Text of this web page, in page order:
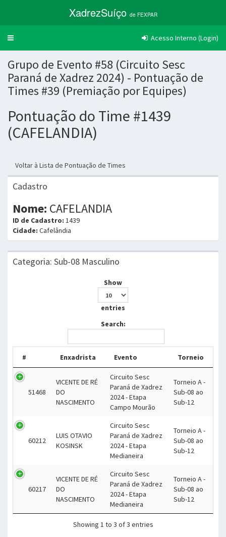
XadrezSuíço de FEXPAR
Trocar
Acesso Interno (Login)
Grupo de Evento #58 (Circuito Sesc
Paraná de Xadrez 2024) - Pontuação de
Times #39 (Premiação por Equipes)
Pontuação do Time #1439
(CAFELANDIA)
Voltar à Lista de Pontuação de Times
Cadastro
Nome: CAFELANDIA
ID de Cadastro: 1439
Cidade: Cafelândia
Categoria: Sub-08 Masculino
Show
entries
Search:
# Enxadrista Evento Torneio
51468
VICENTE DE RÉ
DO
NASCIMENTO
Circuito Sesc
Paraná de Xadrez
2024 - Etapa
Campo Mourão
Torneio A -
Sub-08 ao
Sub-12
60212
LUIS OTAVIO
KOSINSK
Circuito Sesc
Paraná de Xadrez
2024 - Etapa
Medianeira
Torneio A -
Sub-08 ao
Sub-12
60217
VICENTE DE RÉ
DO
NASCIMENTO
Circuito Sesc
Paraná de Xadrez
2024 - Etapa
Medianeira
Torneio A -
Sub-08 ao
Sub-12
Showing 1 to 3 of 3 entries